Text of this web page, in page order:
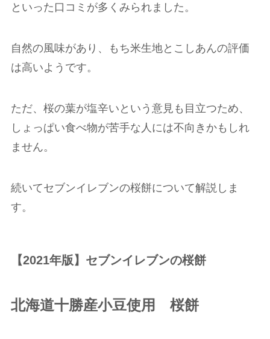
といった口コミが多くみられました。
自然の風味があり、もち米生地とこしあんの評価
は高いようです。
ただ、桜の葉が塩辛いという意見も目立つため、
しょっぱい食べ物が苦手な人には不向きかもしれ
ません。
続いてセブンイレブンの桜餅について解説しま
す。
【2021年版】セブンイレブンの桜餅
北海道十勝産小豆使用 桜餅